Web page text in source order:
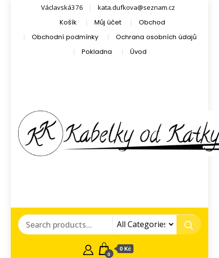
Václavská376 kata.dufkova@seznam.cz
Košík Můj účet
Obchod
Obchodní podmínky
Ochrana osobních údajů
Pokladna
Úvod
0
0 Kč